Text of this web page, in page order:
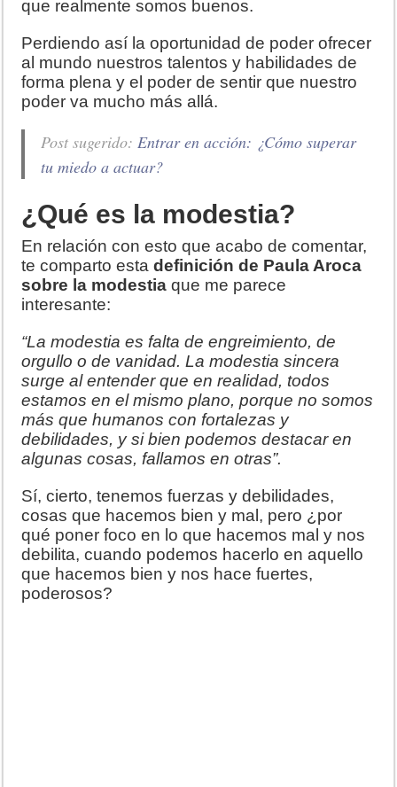
que realmente somos buenos.
Perdiendo así la oportunidad de poder ofrecer
al mundo nuestros talentos y habilidades de
forma plena y el poder de sentir que nuestro
poder va mucho más allá.
Post sugerido:Entrar en acción: ¿Cómo superar
tu miedo a actuar?
¿Qué es la modestia?
En relación con esto que acabo de comentar,
te comparto esta definición de Paula Aroca
sobre la modestiaque me parece
interesante:
“La modestia es falta de engreimiento, de
orgullo o de vanidad. La modestia sincera
surge al entender que en realidad, todos
estamos en el mismo plano, porque no somos
más que humanos con fortalezas y
debilidades, y si bien podemos destacar en
algunas cosas, fallamos en otras”.
Sí, cierto, tenemos fuerzas y debilidades,
cosas que hacemos bien y mal, pero ¿por
qué poner foco en lo que hacemos mal y nos
debilita, cuando podemos hacerlo en aquello
que hacemos bien y nos hace fuertes,
poderosos?